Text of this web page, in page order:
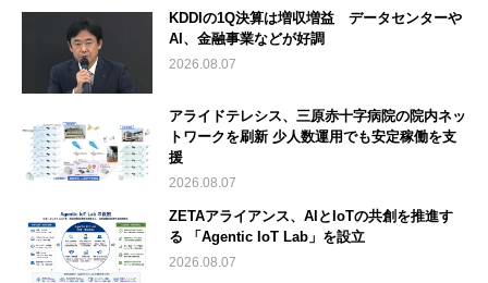
KDDIの1Q決算は増収増益 データセンターや
AI、金融事業などが好調
2026.08.07
アライドテレシス、三原赤十字病院の院内ネッ
トワークを刷新 少人数運用でも安定稼働を支
援
2026.08.07
ZETAアライアンス、AIとIoTの共創を推進す
る 「Agentic IoT Lab」を設立
2026.08.07